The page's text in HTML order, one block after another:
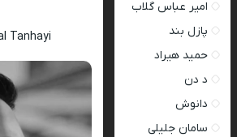
Tanhayi
امیر عباس گلاب
پازل بند
حمید هیراد
د دن
دانوش
سامان جلیلی